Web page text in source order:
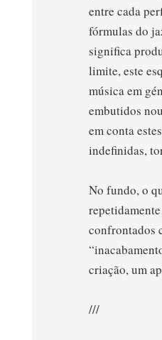
entre cada
fórmulas do
significa
limite, este
música em
embutidos
em conta
indefinidas,
No fundo, o
confrontados
criação, um
///